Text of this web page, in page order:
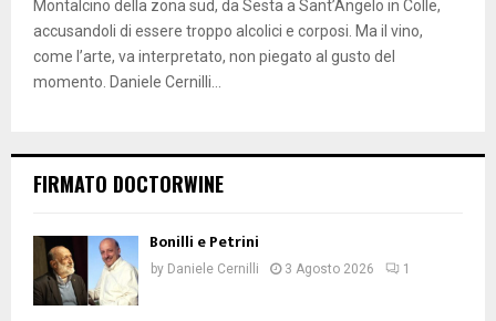
Montalcino della zona sud, da Sesta a Sant’Angelo in Colle,
accusandoli di essere troppo alcolici e corposi. Ma il vino,
come l’arte, va interpretato, non piegato al gusto del
momento. Daniele Cernilli...
FIRMATO DOCTORWINE
Bonilli e Petrini
by Daniele Cernilli 3 Agosto 2026 1